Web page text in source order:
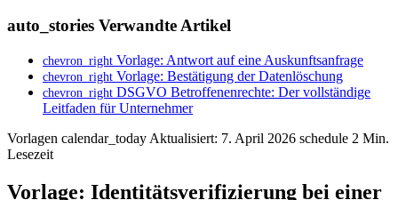
auto_stories Verwandte Artikel
chevron_right Vorlage: Antwort auf eine Auskunftsanfrage
chevron_right Vorlage: Bestätigung der Datenlöschung
chevron_right DSGVO Betroffenenrechte: Der vollständige
Leitfaden für Unternehmer
Vorlagen calendar_today Aktualisiert: 7. April 2026 schedule 2 Min.
Lesezeit
Vorlage: Identitätsverifizierung bei einer